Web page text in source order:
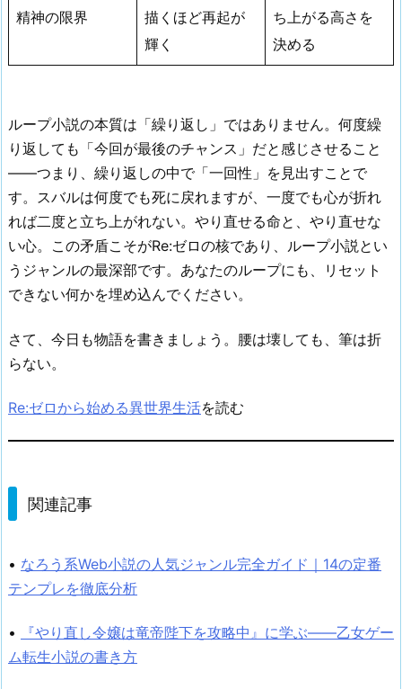
精神の限界
描くほど再起が
輝く
ち上がる高さを
決める
ループ小説の本質は「繰り返し」ではありません。何度繰
り返しても「今回が最後のチャンス」だと感じさせること
——つまり、繰り返しの中で「一回性」を見出すことで
す。スバルは何度でも死に戻れますが、一度でも心が折れ
れば二度と立ち上がれない。やり直せる命と、やり直せな
い心。この矛盾こそがRe:ゼロの核であり、ループ小説とい
うジャンルの最深部です。あなたのループにも、リセット
できない何かを埋め込んでください。
さて、今日も物語を書きましょう。腰は壊しても、筆は折
らない。
Re:ゼロから始める異世界生活を読む
関連記事
• なろう系Web小説の人気ジャンル完全ガイド｜14の定番
テンプレを徹底分析
•
『やり直し令嬢は竜帝陛下を攻略中』に学ぶ——乙女ゲー
ム転生小説の書き方